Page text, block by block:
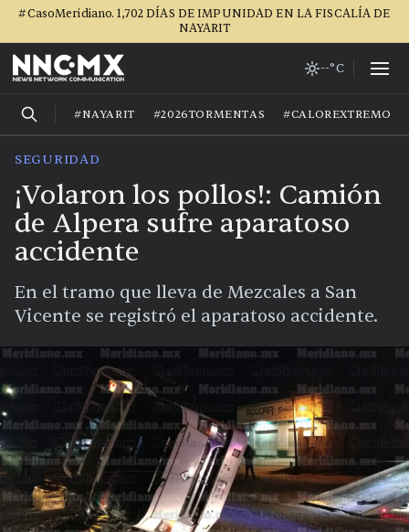
#CasoMeridiano. 1,702 DÍAS DE IMPUNIDAD EN LA FISCALÍA DE
NAYARIT
--°C
#NAYARIT #2026TORMENTAS #CALOREXTREMO
SEGURIDAD
¡Volaron los pollos!: Camión
de Alpera sufre aparatoso
accidente
En el tramo que lleva de Mezcales a San
Vicente se registró el aparatoso accidente.